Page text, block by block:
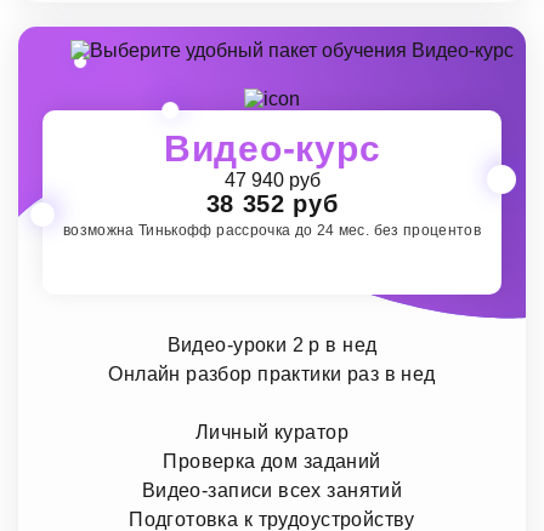
Видео-курс
47 940 руб
38 352 руб
возможна Тинькофф рассрочка до 24 мес. без процентов
Видео-уроки 2 р в нед
Онлайн разбор практики раз в нед
Личный куратор
Проверка дом заданий
Видео-записи всех занятий
Подготовка к трудоустройству